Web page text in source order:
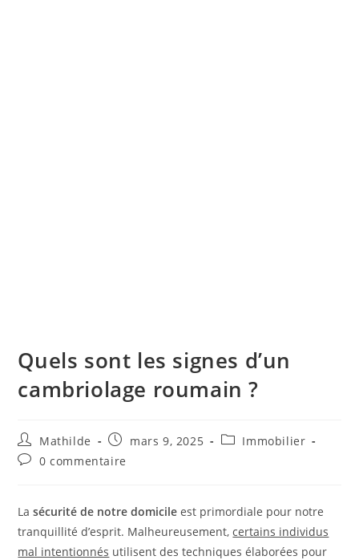
Quels sont les signes d’un
cambriolage roumain ?
Mathilde mars 9, 2025
Immobilier
0 commentaire
Lasécurité de notre domicile est primordiale pour notre
tranquillité d’esprit. Malheureusement,certains individus
mal intentionnés utilisent des techniques élaborées pour